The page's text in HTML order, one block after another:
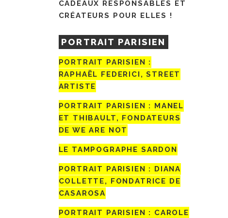
CADEAUX RESPONSABLES ET
CRÉATEURS POUR ELLES !
PORTRAIT PARISIEN
PORTRAIT PARISIEN :
RAPHAËL FEDERICI, STREET
ARTISTE
PORTRAIT PARISIEN : MANEL
ET THIBAULT, FONDATEURS
DE WE ARE NOT
LE TAMPOGRAPHE SARDON
PORTRAIT PARISIEN : DIANA
COLLETTE, FONDATRICE DE
CASAROSA
PORTRAIT PARISIEN : CAROLE